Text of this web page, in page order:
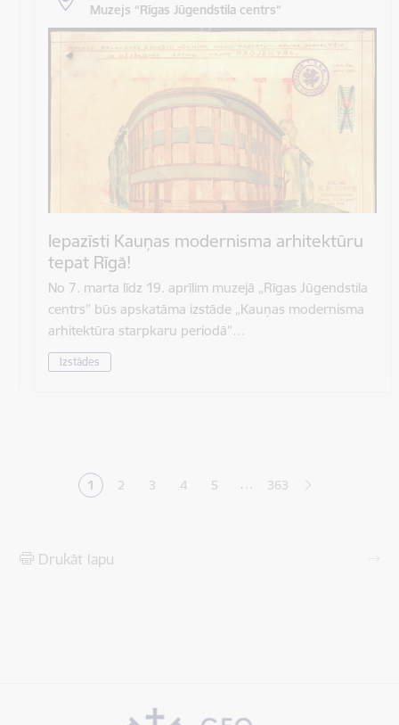
Muzejs “Rīgas Jūgendstila centrs”
Iepazīsti Kauņas modernisma arhitektūru
tepat Rīgā!
No 7. marta līdz 19. aprīlim muzejā „Rīgas Jūgendstila
centrs” būs apskatāma izstāde „Kauņas modernisma
arhitektūra starpkaru periodā”…
Izstādes
Pašreizējā lapa
1 Lapa
2 Lapa
3 Lapa
4 Lapa
5 … 363
Drukāt lapu